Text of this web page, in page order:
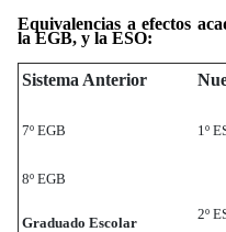
Equivalencias a efectos
la EGB, y la ESO:
Sistema Anterior
7º EGB 1º
8º EGB
Graduado Escolar
2º